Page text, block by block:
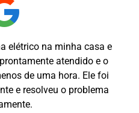
elétrico na minha casa e
atendido e o
de uma hora. Ele foi
e resolveu o problema